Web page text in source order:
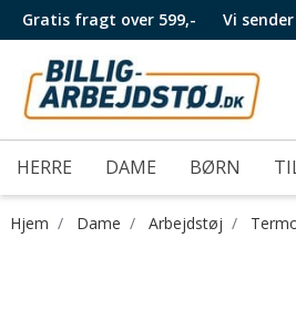
Gratis fragt over 599,- Vi
HERRE DAME BØRN
Hjem Dame Arbejdstøj